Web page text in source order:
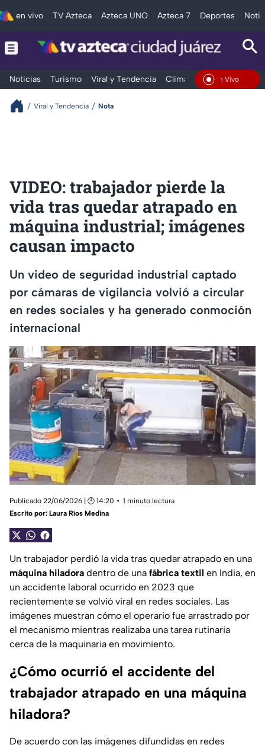
en vivo TV Azteca Azteca UNO Azteca 7 Deportes
Noticias Turismo Viral y Tendencia Clima Deportes
En Vivo
Viral y Tendencia Nota
VIDEO: trabajador pierde la
vida tras quedar atrapado en
máquina industrial; imágenes
causan impacto
Un video de seguridad industrial captado
por cámaras de vigilancia volvió a circular
en redes sociales y ha generado conmoción
internacional
Publicado 22/06/2026 | 🕑 14:20
1 minuto lectura
Escrito por: Laura Ríos Medina
Un trabajador perdió la vida tras quedar atrapado en una
máquina hiladora dentro de una fábrica textil en India, en
un accidente laboral ocurrido en 2023 que
recientemente se volvió viral en redes sociales. Las
imágenes muestran cómo el operario fue arrastrado por
el mecanismo mientras realizaba una tarea rutinaria
cerca de la maquinaria en movimiento.
¿Cómo ocurrió el accidente del
trabajador atrapado en una máquina
hiladora?
De acuerdo con las imágenes difundidas en redes